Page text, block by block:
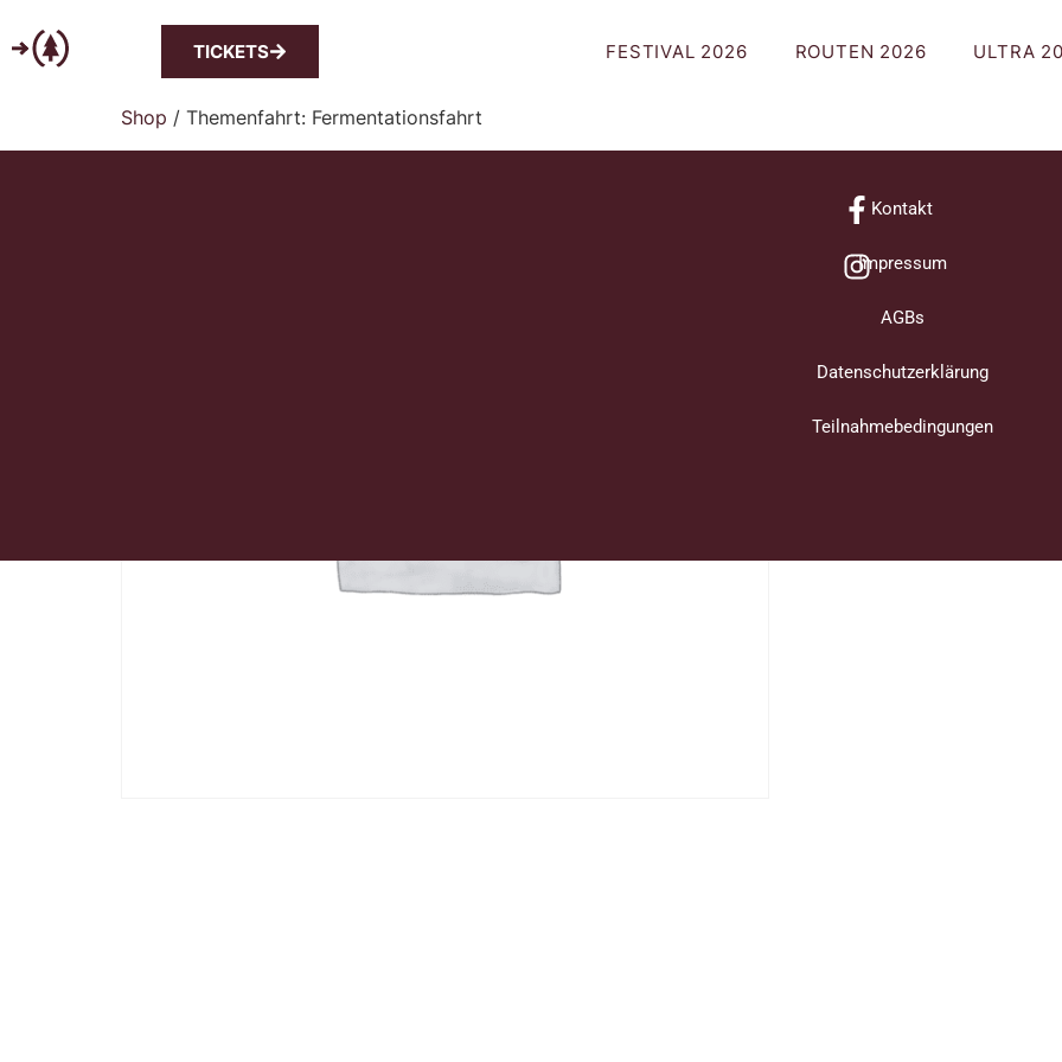
TICKETS FESTIVAL 2026 ROUTEN 2026 ULTRA
Shop / Themenfahrt: Fermentationsfahrt
Nicht vorrätig
Kontakt
Impressum
AGBs
Datenschutzerklärung
Teilnahmebedingungen